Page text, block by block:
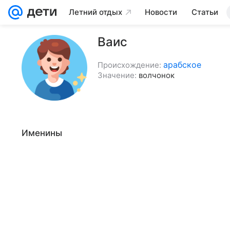
Летний отдых Новости Статьи
Ваис
Происхождение: арабское
Значение: волчонок
Именины